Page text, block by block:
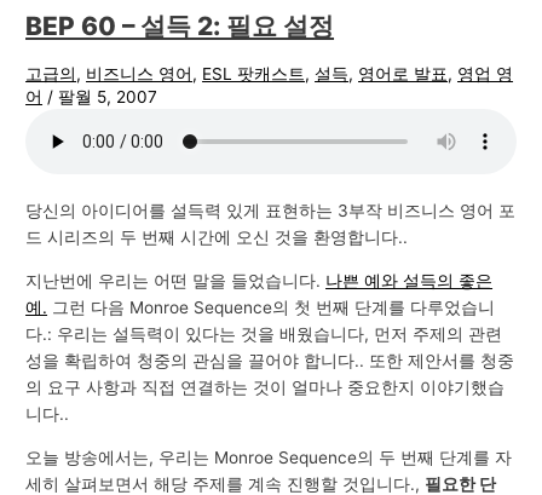
BEP 60 – 설득 2: 필요 설정
고급의, 비즈니스 영어, ESL 팟캐스트,설득, 영어로 발표, 영업 영
어 /팔월 5, 2007
당신의 아이디어를 설득력 있게 표현하는 3부작 비즈니스 영어 포
드 시리즈의 두 번째 시간에 오신 것을 환영합니다..
지난번에 우리는 어떤 말을 들었습니다. 나쁜 예와 설득의 좋은
예. 그런 다음 Monroe Sequence의 첫 번째 단계를 다루었습니
다.: 우리는 설득력이 있다는 것을 배웠습니다, 먼저 주제의 관련
성을 확립하여 청중의 관심을 끌어야 합니다.. 또한 제안서를 청중
의 요구 사항과 직접 연결하는 것이 얼마나 중요한지 이야기했습
니다..
오늘 방송에서는, 우리는 Monroe Sequence의 두 번째 단계를 자
세히 살펴보면서 해당 주제를 계속 진행할 것입니다., 필요한 단